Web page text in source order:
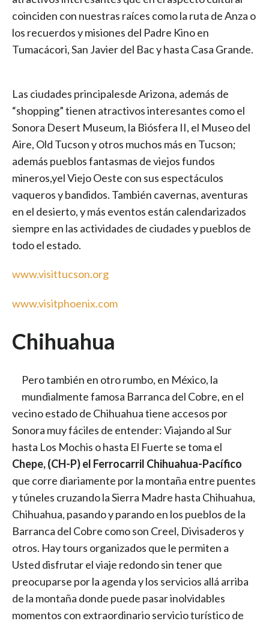
coinciden con nuestras raíces como la ruta de Anza o
los recuerdos y misiones del Padre Kino en
Tumacácori, San Javier del Bac y hasta Casa Grande.
Las ciudades principalesde Arizona, además de
“shopping” tienen atractivos interesantes como el
Sonora Desert Museum, la Biósfera II, el Museo del
Aire, Old Tucson y otros muchos más en Tucson;
además pueblos fantasmas de viejos fundos
mineros,yel Viejo Oeste con sus espectáculos
vaqueros y bandidos. También cavernas, aventuras
en el desierto, y más eventos están calendarizados
siempre en las actividades de ciudades y pueblos de
todo el estado.
www.visittucson.org
www.visitphoenix.com
Chihuahua
Pero también en otro rumbo, en México, la
mundialmente famosa Barranca del Cobre, en el
vecino estado de Chihuahua tiene accesos por
Sonora muy fáciles de entender: Viajando al Sur
hasta Los Mochis o hasta El Fuerte se toma el
Chepe, (CH-P) el Ferrocarril Chihuahua-Pacífico
que corre diariamente por la montaña entre puentes
y túneles cruzando la Sierra Madre hasta Chihuahua,
Chihuahua, pasando y parando en los pueblos de la
Barranca del Cobre como son Creel, Divisaderos y
otros. Hay tours organizados que le permiten a
Usted disfrutar el viaje redondo sin tener que
preocuparse por la agenda y los servicios allá arriba
de la montaña donde puede pasar inolvidables
momentos con extraordinario servicio turístico de